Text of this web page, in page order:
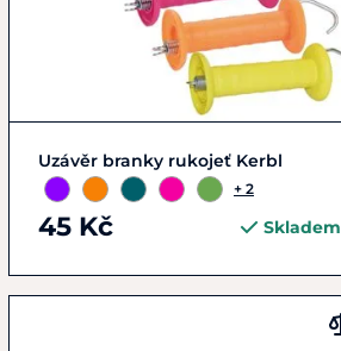
Zobrazit detail
Uzávěr branky rukojeť Kerbl
+ 2
45 Kč Skladem